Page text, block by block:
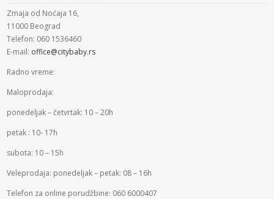
Zmaja od Noćaja 16,
11000 Beograd
Telefon: 060 1536460
E-mail: office@citybaby.rs
Radno vreme:
Maloprodaja:
ponedeljak – četvrtak: 10 – 20h
petak : 10- 17h
subota: 10 – 15h
Veleprodaja: ponedeljak – petak: 08 – 16h
Telefon za online porudžbine: 060 6000407